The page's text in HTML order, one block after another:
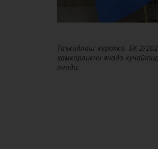
Таъкидлаш керакки, БК-2/
ҳамкорликни янада
очади.